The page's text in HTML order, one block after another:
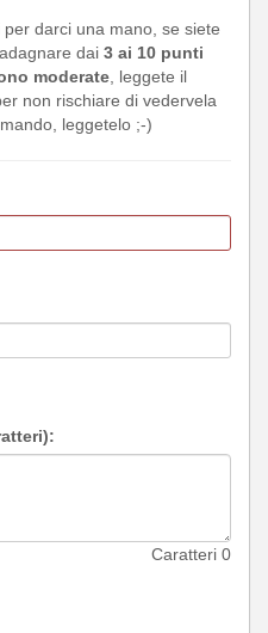
darci una mano, se siete
dai 3 ai 10 punti
moderate, leggete il
non rischiare di vedervela
leggetelo ;-)
Caratteri 0